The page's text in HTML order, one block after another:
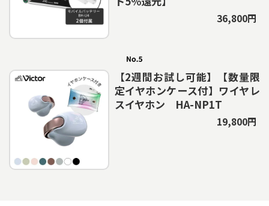
36,800円
【2週間お試し可能】【数量限
定イヤホンケース付】ワイヤレ
スイヤホン HA-NP1T
19,800円